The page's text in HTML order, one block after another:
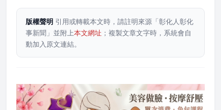
版權聲明 引用或轉載本文時，請註明來源「彰化人彰化
事新聞」並附上本文網址 ；複製文章文字時，系統會自
動加入原文連結。